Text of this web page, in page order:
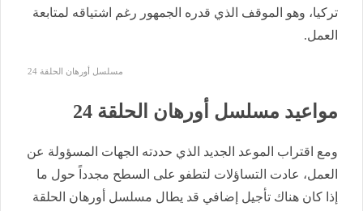
تركيا، وهو الموقف الذي قدره الجمهور رغم اشتياقه لمتابعة
العمل.
مسلسل أورهان الحلقة 24
مواعيد مسلسل أورهان الحلقة 24
ومع اقتراب الموعد الجديد الذي حددته الجهات المسؤولة عن
العمل، عادت التساؤلات لتطفو على السطح مجدداً حول ما
إذا كان هناك تأجيل إضافي قد يطال مسلسل أورهان الحلقة